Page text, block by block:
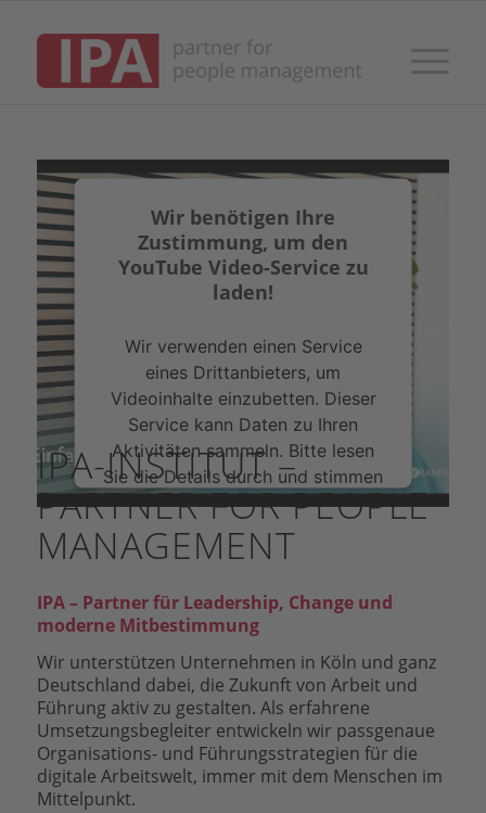
Wir benötigen Ihre
Zustimmung, um den
YouTube Video-Service zu
laden!
Wir verwenden einen Service
eines Drittanbieters, um
Videoinhalte einzubetten. Dieser
Service kann Daten zu Ihren
Aktivitäten sammeln. Bitte lesen
Sie die Details durch und stimmen
Sie der Nutzung des Service zu,
um dieses Video anzusehen.
Akzeptieren
powered byUsercentrics Consent
Management Platform&eRecht24
IPA-INSTITUT –
PARTNER FOR PEOPLE
MANAGEMENT
IPA – Partner für Leadership, Change und
moderne Mitbestimmung
Wir unterstützen Unternehmen in Köln und ganz
Deutschland dabei, die Zukunft von Arbeit und
Führung aktiv zu gestalten. Als erfahrene
Umsetzungsbegleiter entwickeln wir passgenaue
Organisations‑ und Führungsstrategien für die
digitale Arbeitswelt, immer mit dem Menschen im
Mittelpunkt.